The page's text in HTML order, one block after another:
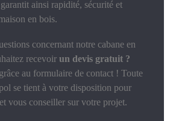
ainsi rapidité, sécurité et
en bois.
concernant notre cabane en
recevoir un devis gratuit ?
au formulaire de contact ! Toute
se tient à votre disposition pour
vous conseiller sur votre projet.